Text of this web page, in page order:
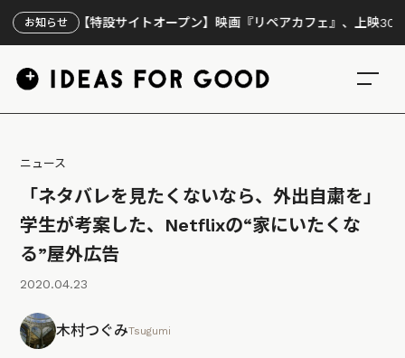
お知らせ
【特設サイトオープン】映画『リペアカフェ』、上映300回の先で
ニュース
「ネタバレを見たくないなら、外出自粛を」
学生が考案した、Netflixの“家にいたくな
る”屋外広告
2020.04.23
木村つぐみTsugumi